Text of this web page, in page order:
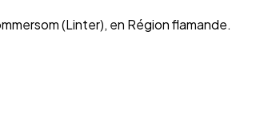
(Linter), en Région flamande.